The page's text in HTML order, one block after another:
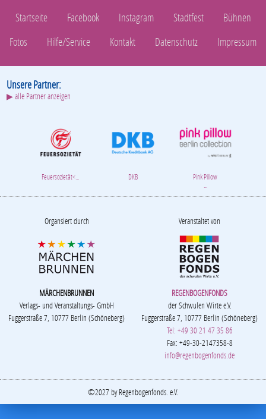
Startseite Facebook Instagram Stadtfest
Bühnen
Fotos
Hilfe/Service Kontakt Datenschutz Impressum
Unsere Partner:
▶ alle Partner anzeigen
Feuersozietät<... DKB
Pink Pillow
...
Organsiert durch
MÄRCHENBRUNNEN
Verlags- und Veranstaltungs- GmbH
Fuggerstraße 7, 10777 Berlin (Schöneberg)
Veranstaltet von
REGENBOGENFONDS
der Schwulen Wirte e.V.
Fuggerstraße 7, 10777 Berlin (Schöneberg)
Tel: +49 30 21 47 35 86
Fax: +49-30-2147358-8
info@regenbogenfonds.de
©2027 by Regenbogenfonds. e.V.